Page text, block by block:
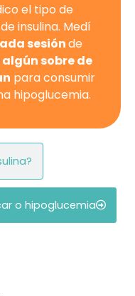
el tipo de
insulina. Medí
sesiónde
sobre de
para consumir
hipoglucemia.
o hipoglucemia